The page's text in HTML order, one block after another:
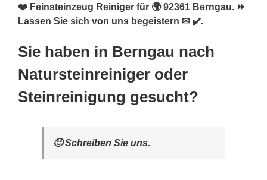
❤️ Feinsteinzeug Reiniger für 🌍 92361 Berngau. ⏩
Lassen Sie sich von uns begeistern ✉ ✔️.
Sie haben in Berngau nach
Natursteinreiniger oder
Steinreinigung gesucht?
🙂 Schreiben Sie uns.